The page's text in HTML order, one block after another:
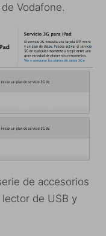
Vodafone.
de accesorios
de USB y